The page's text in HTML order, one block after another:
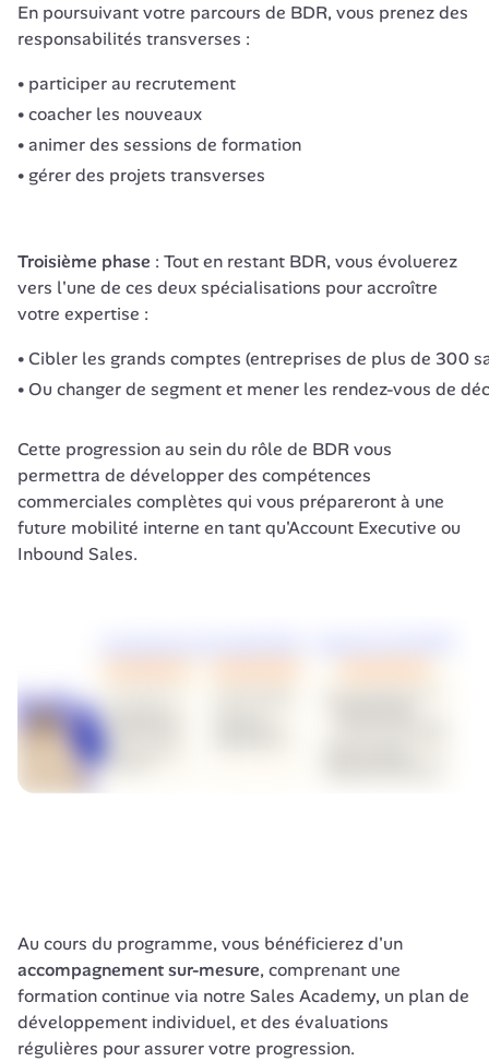
En poursuivant votre parcours de BDR, vous prenez des
responsabilités transverses :
participer au recrutement
coacher les nouveaux
animer des sessions de formation
gérer des projets transverses
Troisième phase : Tout en restant BDR, vous évoluerez
vers l'une de ces deux spécialisations pour accroître
votre expertise :
Cibler les grands comptes (entreprises de plus de 300
Ou changer de segment et mener les rendez-vous de
Cette progression au sein du rôle de BDR vous
permettra de développer des compétences
commerciales complètes qui vous prépareront à une
future mobilité interne en tant qu'Account Executive ou
Inbound Sales.
accompagnement sur-mesure, comprenant une
formation continue via notre Sales Academy, un plan de
développement individuel, et des évaluations
régulières pour assurer votre progression.